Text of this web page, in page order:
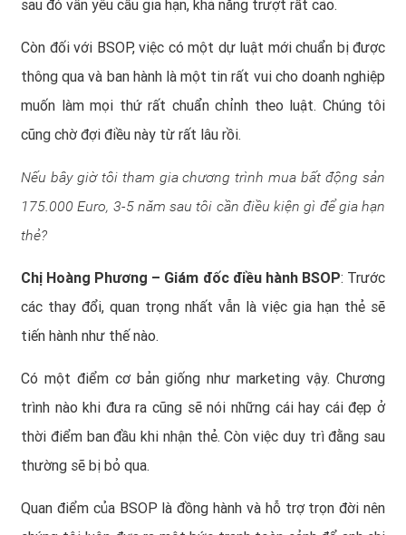
sau đó vẫn yêu cầu gia hạn, khả năng trượt rất cao.
Còn đối với BSOP, việc có một dự luật mới chuẩn bị được
thông qua và ban hành là một tin rất vui cho doanh nghiệp
muốn làm mọi thứ rất chuẩn chỉnh theo luật. Chúng tôi
cũng chờ đợi điều này từ rất lâu rồi.
Nếu bây giờ tôi tham gia chương trình mua bất động sản
175.000 Euro, 3-5 năm sau tôi cần điều kiện gì để gia hạn
thẻ?
Chị Hoàng Phương – Giám đốc điều hành BSOP: Trước
các thay đổi, quan trọng nhất vẫn là việc gia hạn thẻ sẽ
tiến hành như thế nào.
Có một điểm cơ bản giống như marketing vậy. Chương
trình nào khi đưa ra cũng sẽ nói những cái hay cái đẹp ở
thời điểm ban đầu khi nhận thẻ. Còn việc duy trì đằng sau
thường sẽ bị bỏ qua.
Quan điểm của BSOP là đồng hành và hỗ trợ trọn đời nên